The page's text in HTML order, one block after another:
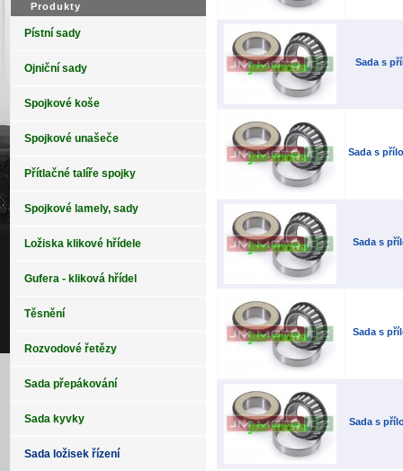
Produkty
Pístní sady
Ojniční sady
Spojkové koše
Spojkové unašeče
Přítlačné talíře spojky
Spojkové lamely, sady
Ložiska klikové hřídele
Gufera - kliková hřídel
Těsnění
Rozvodové řetězy
Sada přepákování
Sada kyvky
Sada ložisek řízení
Sada s
Sada s
Sada s
Sada s
Sada s